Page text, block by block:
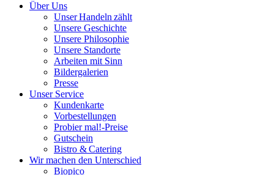
Über Uns
Unser Handeln zählt
Unsere Geschichte
Unsere Philosophie
Unsere Standorte
Arbeiten mit Sinn
Bildergalerien
Presse
Unser Service
Kundenkarte
Vorbestellungen
Probier mal!-Preise
Gutschein
Bistro & Catering
Wir machen den Unterschied
Biopico